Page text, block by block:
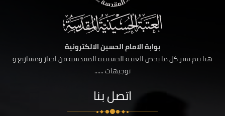
بوابة الامام الحسين الالكترونية
هنا يتم نشر كل ما يخص العتبة الحسينية المقدسة من اخبار ومشاريع و
توجيهات ......
اتصل بنا